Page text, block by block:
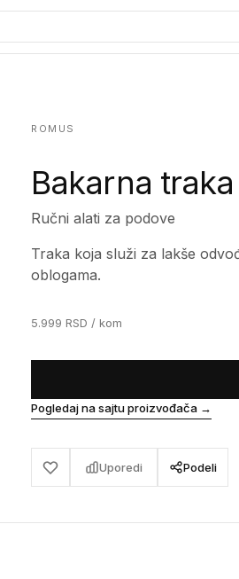
ROMUS
Bakarna traka
Ručni alati za podove
Traka koja služi za lakše
oblogama.
5.999 RSD / kom
Pogledaj na sajtu proizvođača →
Uporedi Podeli